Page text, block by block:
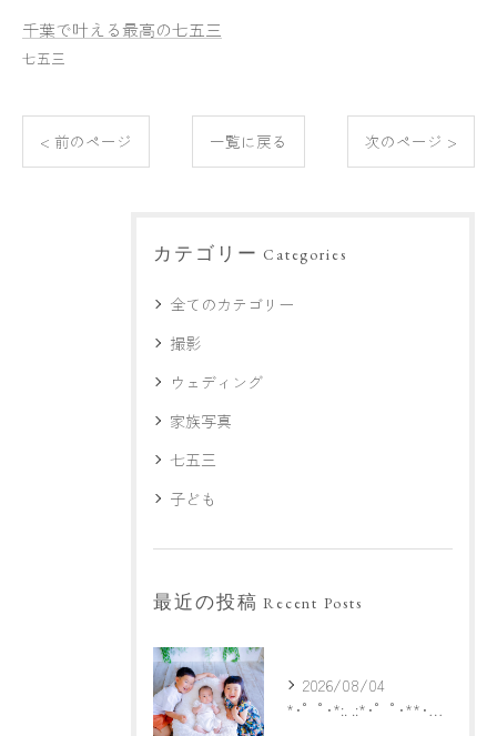
千葉で叶える最高の七五三
七五三
< 前のページ 一覧に戻る 次のページ >
カテゴリー Categories
全てのカテゴリー
撮影
ウェディング
家族写真
七五三
子ども
最近の投稿 Recent Posts
2026/08/04
*･゜ﾟ･*:. .:*･゜ﾟ･**･゜ﾟ･*:.